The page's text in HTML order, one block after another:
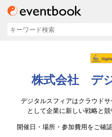
株式会社 デ
デジタルスフィアはクラウド
として企業に新しい戦略と
開催日・場所・参加費用をご確